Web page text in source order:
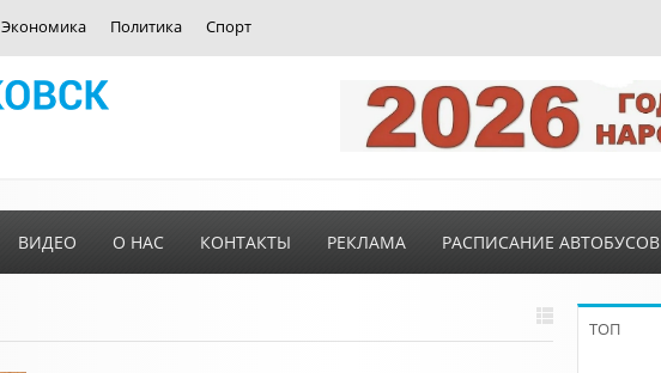
Экономика Политика Спорт
ВИДЕО О НАС КОНТАКТЫ РЕКЛАМА РАСПИСАНИЕ АВТОБУСОВ
ТОП